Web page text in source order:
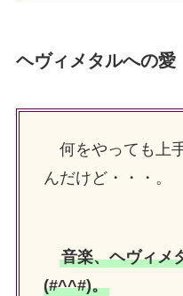
ヘヴィメタルへの愛
何をやっても上
んだけど・・・。
音楽、ヘヴィメ
(#^^#)。